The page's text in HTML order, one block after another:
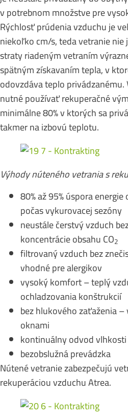
v potrebnom množstve pre
Rýchlosť prúdenia vzduchu je
niekoľko cm/s, teda vetranie
straty riadeným vetraním
spätným získavaním tepla, v
odovzdáva teplo
nutné používať rekuperačné
minimálne 80% v ktorých sa
takmer na izbovú teplotu.
Výhody núteného vetrania s
80% až 95% úspora
počas vykurovacej sezóny
neustále čerstvý vzduch
koncentrácie obsahu CO2
filtrovaný vzduch bez
vhodné pre alergikov
vysoký komfort – teplý
ochladzovania konštrukcií
bez hlukového zaťaženia
oknami
kontinuálny odvod
bezobslužná prevádzka
Nútené vetranie zabezpečujú
rekuperáciou vzduchu Atrea.